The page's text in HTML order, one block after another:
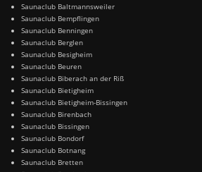
Saunaclub Baltmannsweiler
Saunaclub Bempflingen
Saunaclub Benningen
Saunaclub Berglen
Saunaclub Besigheim
Saunaclub Beuren
Saunaclub Biberach an der Riß
Saunaclub Bietigheim
Saunaclub Bietigheim-Bissingen
Saunaclub Birenbach
Saunaclub Bissingen
Saunaclub Bondorf
Saunaclub Botnang
Saunaclub Bretten